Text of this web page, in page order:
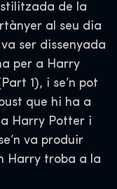
de la
al seu dia
ser dissenyada
per a Harry
1), i se’n pot
que hi ha a
a Harry Potter i
va produir
Harry troba a la